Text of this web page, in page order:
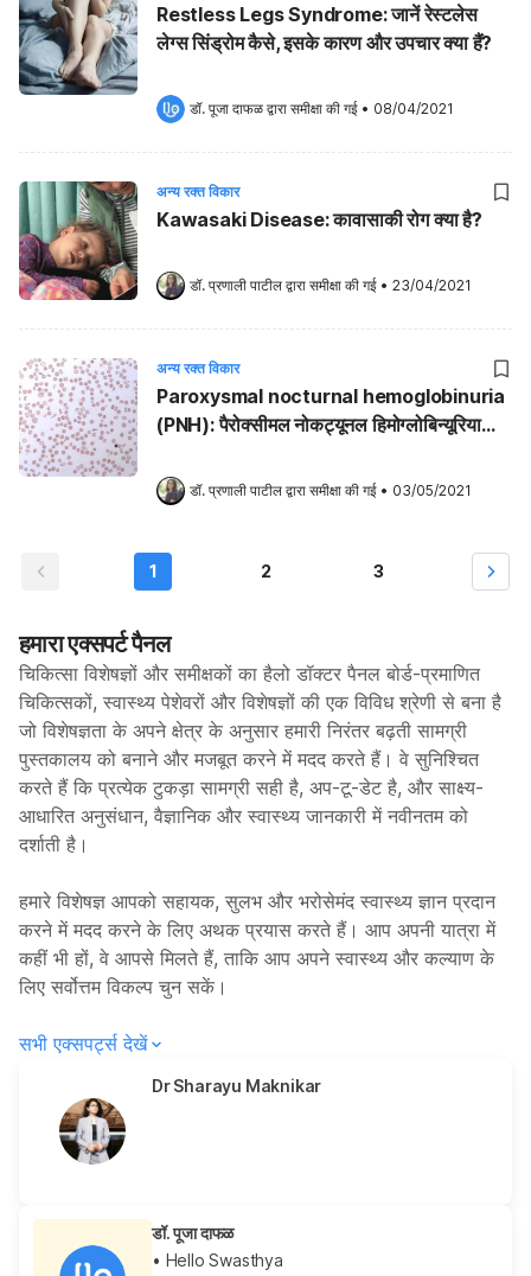
Restless Legs Syndrome: जानें रेस्टलेस
लेग्स सिंड्रोम कैसे, इसके कारण और उपचार क्या हैं?
डॉ. पूजा दाफळ द्वारा समीक्षा की गई • 08/04/2021
अन्य रक्त विकार
Kawasaki Disease: कावासाकी रोग क्या है?
डॉ. प्रणाली पाटील द्वारा समीक्षा की गई • 23/04/2021
अन्य रक्त विकार
Paroxysmal nocturnal hemoglobinuria
(PNH): पैरोक्सीमल नोकट्यूनल हिमोग्लोबिन्यूरिया
डॉ. प्रणाली पाटील द्वारा समीक्षा की गई • 03/05/2021
1 2 3
हमारा एक्सपर्ट पैनल
चिकित्सा विशेषज्ञों और समीक्षकों का हैलो डॉक्टर पैनल बोर्ड-प्रमाणित
चिकित्सकों, स्वास्थ्य पेशेवरों और विशेषज्ञों की एक विविध श्रेणी से बना है
जो विशेषज्ञता के अपने क्षेत्र के अनुसार हमारी निरंतर बढ़ती सामग्री
पुस्तकालय को बनाने और मजबूत करने में मदद करते हैं। वे सुनिश्चित
करते हैं कि प्रत्येक टुकड़ा सामग्री सही है, अप-टू-डेट है, और साक्ष्य-
आधारित अनुसंधान, वैज्ञानिक और स्वास्थ्य जानकारी में नवीनतम को
दर्शाती है।
हमारे विशेषज्ञ आपको सहायक, सुलभ और भरोसेमंद स्वास्थ्य ज्ञान प्रदान
करने में मदद करने के लिए अथक प्रयास करते हैं। आप अपनी यात्रा में
कहीं भी हों, वे आपसे मिलते हैं, ताकि आप अपने स्वास्थ्य और कल्याण के
लिए सर्वोत्तम विकल्प चुन सकें।
सभी एक्सपर्ट्स देखें
Dr Sharayu Maknikar
डॉ. पूजा दाफळ
• Hello Swasthya